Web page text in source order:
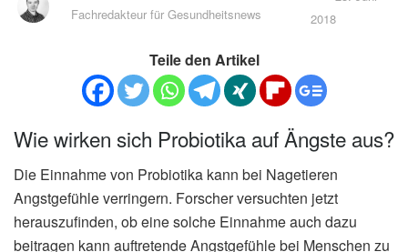
Fachredakteur für Gesundheitsnews
2018
Teile den Artikel
Wie wirken sich Probiotika auf Ängste aus?
Die Einnahme von Probiotika kann bei Nagetieren
Angstgefühle verringern. Forscher versuchten jetzt
herauszufinden, ob eine solche Einnahme auch dazu
beitragen kann auftretende Angstgefühle bei Menschen zu